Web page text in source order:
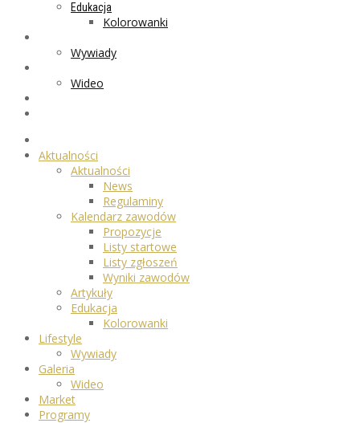
Edukacja
Kolorowanki
Wywiady
Wideo
Aktualności
Aktualności
News
Regulaminy
Kalendarz zawodów
Propozycje
Listy startowe
Listy zgłoszeń
Wyniki zawodów
Artykuły
Edukacja
Kolorowanki
Lifestyle
Wywiady
Galeria
Wideo
Market
Programy